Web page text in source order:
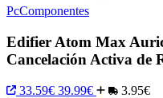
PcComponentes
Edifier Atom Max
Cancelación Activa de
33.59€ 39.99€ 3.95€